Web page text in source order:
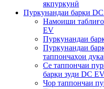
якпуркунӣ
Пуркунандаи барқи
Намоиши
EV
Пуркунандаи
Пуркунандаи
таппончаҳои
Се таппончаи
барқи зуди DC
Чор таппончаи